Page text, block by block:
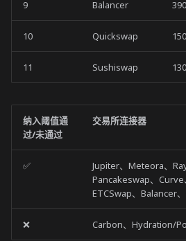
9 Balancer
10 Quickswap
11 Sushiswap
纳入阈值通
过/未通过
交易所连接器
✅
Jupiter、Meteora、
Pancakeswap、Curve
ETCSwap、Balancer
❌ Carbon、Hydration/